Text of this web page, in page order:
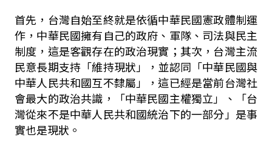
首先，台灣自始至終就是依循中華民國憲政體制運
作，中華民國擁有自己的政府、軍隊、司法與民主
制度，這是客觀存在的政治現實；其次，台灣主流
民意長期支持「維持現狀」，並認同「中華民國與
中華人民共和國互不隸屬」，這已經是當前台灣社
會最大的政治共識，「中華民國主權獨立」、「台
灣從來不是中華人民共和國統治下的一部分」是事
實也是現狀。